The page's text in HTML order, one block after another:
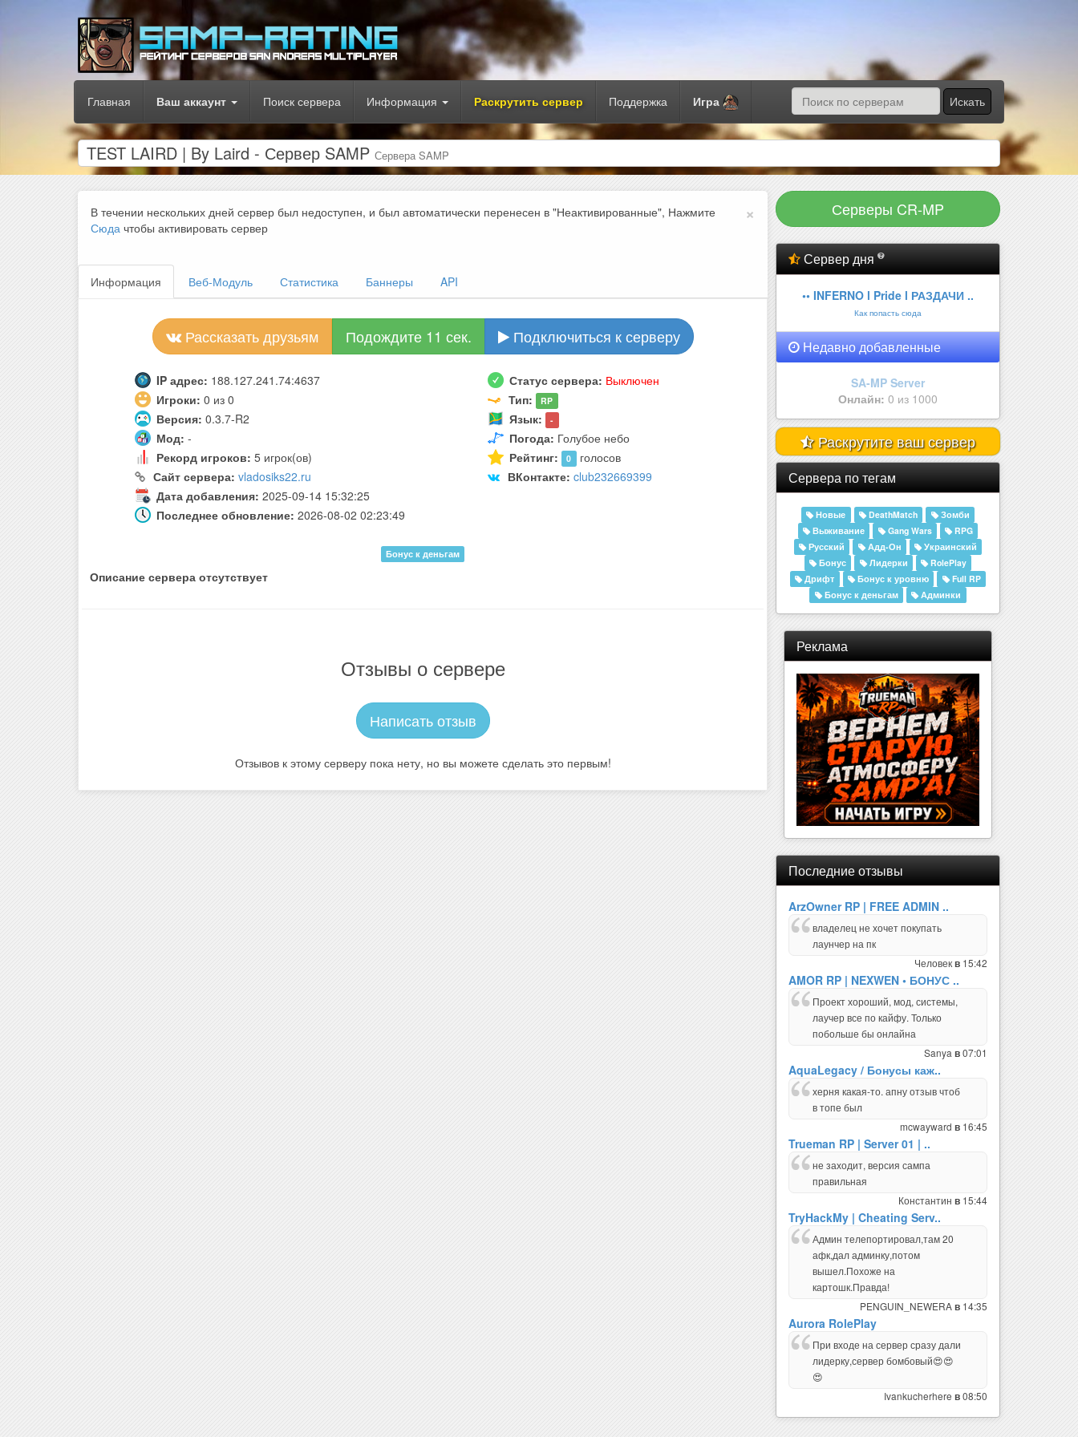
Главная Ваш аккаунт Поиск сервера Информация Раскрутить сервер Поддержка Игра Искать
TEST LAIRD | By Laird - Сервер SAMP Сервера SAMP
×
В течении нескольких дней сервер был недоступен, и был автоматически перенесен в "Неактивированные", Нажмите
Сюда чтобы активировать сервер
Информация Веб-Модуль Статистика Баннеры API
Рассказать друзьям Подождите 10 сек. Подключиться к серверу
IP адрес: 188.127.241.74:4637 Статус сервера: Выключен
Игроки: 0 из 0 Тип: RP
Версия: 0.3.7-R2 Язык: -
Мод: - Погода: Голубое небо
Рекорд игроков: 5 игрок(ов) Рейтинг: 0 голосов
Сайт сервера: vladosiks22.ru ВКонтакте: club232669399
Дата добавления: 2025-09-14 15:32:25
Последнее обновление: 2026-08-02 02:23:49
Бонус к деньгам
Описание сервера отсутствует
Отзывы о сервере
Написать отзыв
Отзывов к этому серверу пока нету, но вы можете сделать это первым!
Серверы CR-MP
Сервер дня
•• INFERNO l Pride l РАЗДАЧИ ..
Как попасть сюда
Недавно добавленные
Amelor Sakura | 25.000.000 | Р..
Онлайн: 0 из 555
Раскрутите ваш сервер
Сервера по тегам
Новые DeathMatch
Зомби
Выживание
Gang Wars
RPG
Русский
Адд-Он
Украинский
Бонус
Лидерки
RolePlay
Дрифт
Бонус к уровню
Full RP
Бонус к деньгам
Админки
Реклама
Последние отзывы
ArzOwner RP | FREE ADMIN ..
владелец не хочет покупать
лаунчер на пк
Человекв 15:42
AMOR RP | NEXWEN • БОНУС ..
Проект хороший, мод, системы,
лаучер все по кайфу. Только
побольше бы онлайна
Sanya в07:01
AquaLegacy / Бонусы каж..
херня какая-то. апну отзыв чтоб
в топе был
mcwayward в 16:45
Trueman RP | Server 01 | ..
не заходит, версия сампа
правильная
Константин в 15:44
TryHackMy | Cheating Serv..
Админ телепортировал,там 20
афк,дал админку,потом
вышел.Похоже на
картошк.Правда!
PENGUIN_NEWERAв 14:35
Aurora RolePlay
При входе на сервер сразу дали
лидерку,сервер бомбовый😍😍
😍
Ivankucherhere в08:50